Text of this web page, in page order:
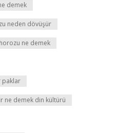
demek
neden dövüşür
ne demek
paklar
ne demek din kültürü